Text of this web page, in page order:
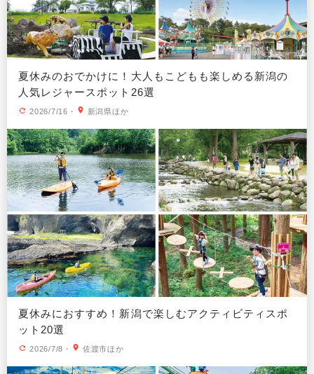
夏休みのおでかけに！大人もこどもも楽しめる新潟の
人気レジャースポット26選
2026/7/16 ・ 新潟県ほか
夏休みにおすすめ！新潟で楽しむアクティビティスポ
ット20選
2026/7/8 ・ 佐渡市ほか